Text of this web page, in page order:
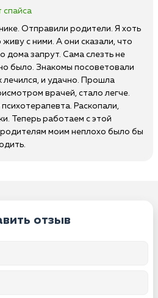
спайса
Отправили родители. Я хоть
с ними. А они сказали, что
дома запрут. Сама слезть не
было. Знакомы посоветовали
лечился, и удачно. Прошла
врачей, стало легче.
Раскопали,
Теперь работаем с этой
моим неплохо было бы
отзыв